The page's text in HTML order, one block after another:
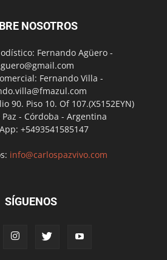
NOSOTROS
Fernando Agüero -
Fernando Villa -
90. Piso 10. Of 107.(X5152EYN)
- Córdoba - Argentina
+5493541585147
info@carlospazvivo.com
SÍGUENOS